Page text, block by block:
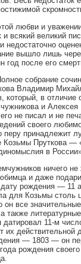
любви и
и всякий великий
недостаточно
вышло лишь
год после его
собрание
Владимир
который, в отличие
и Алексея
не писал и не
своего
перу принадлежит
Козьмы Пруткова —
в
ничего не
и даже
рождения — 11
для Козьмы столь
он все
также литературные
датировал 11-м
их действительной
— 1803 — он
рождения своего